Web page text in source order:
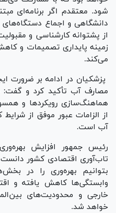
شود. معتقدم اگر برنامه‌ای
دانشگاهی و اجماع دستگاه‌های
از پشتوانه کارشناسی و
زمینه پایداری تصمیمات و
می‌کند.
پزشکیان در ادامه بر ضرورت
مصارف آب تأکید کرد و گفت:
هماهنگ‌سازی رویکرد‌ها و
از الزامات عبور موفق از
آب است.
رئیس جمهور افزایش
تاب‌آوری اقتصادی کشور
بتوانیم بهره‌وری را در
وابستگی‌ها کاهش یافته و
خارجی و محدودیت‌های
خواهد شد.